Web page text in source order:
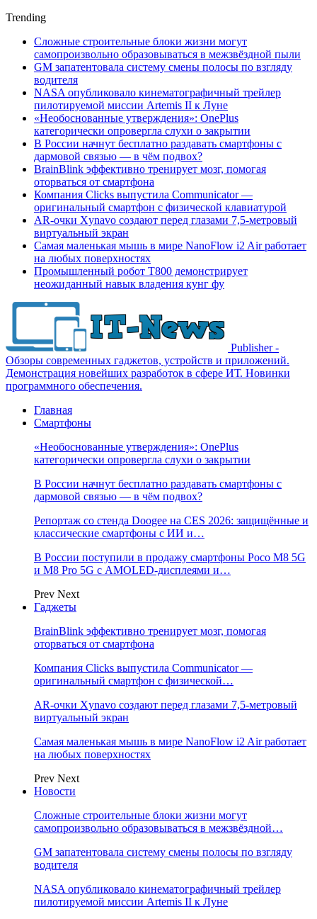
Trending
Сложные строительные блоки жизни могут
самопроизвольно образовываться в межзвёздной пыли
GM запатентовала систему смены полосы по взгляду
водителя
NASA опубликовало кинематографичный трейлер
пилотируемой миссии Artemis II к Луне
«Необоснованные утверждения»: OnePlus
категорически опровергла слухи о закрытии
В России начнут бесплатно раздавать смартфоны с
дармовой связью — в чём подвох?
BrainBlink эффективно тренирует мозг, помогая
оторваться от смартфона
Компания Clicks выпустила Communicator —
оригинальный смартфон с физической клавиатурой
AR-очки Xynavo создают перед глазами 7,5-метровый
виртуальный экран
Самая маленькая мышь в мире NanoFlow i2 Air работает
на любых поверхностях
Промышленный робот Т800 демонстрирует
неожиданный навык владения кунг фу
Publisher -
Обзоры современных гаджетов, устройств и приложений.
Демонстрация новейших разработок в сфере ИТ. Новинки
программного обеспечения.
Главная
Смартфоны
«Необоснованные утверждения»: OnePlus
категорически опровергла слухи о закрытии
В России начнут бесплатно раздавать смартфоны с
дармовой связью — в чём подвох?
Репортаж со стенда Doogee на CES 2026: защищённые и
классические смартфоны с ИИ и…
В России поступили в продажу смартфоны Poco M8 5G
и M8 Pro 5G с AMOLED-дисплеями и…
Prev Next
Гаджеты
BrainBlink эффективно тренирует мозг, помогая
оторваться от смартфона
Компания Clicks выпустила Communicator —
оригинальный смартфон с физической…
AR-очки Xynavo создают перед глазами 7,5-метровый
виртуальный экран
Самая маленькая мышь в мире NanoFlow i2 Air работает
на любых поверхностях
Prev Next
Новости
Сложные строительные блоки жизни могут
самопроизвольно образовываться в межзвёздной…
GM запатентовала систему смены полосы по взгляду
водителя
NASA опубликовало кинематографичный трейлер
пилотируемой миссии Artemis II к Луне